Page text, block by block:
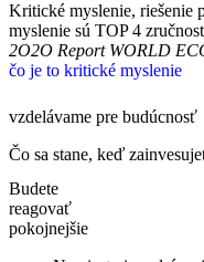
Kritické myslenie, riešenie
myslenie sú TOP 4
2O2O Report WORLD
čo je to kritické myslenie
vzdelávame pre budúcnosť
Čo sa stane, keď
Budete
reagovať
pokojnejšie